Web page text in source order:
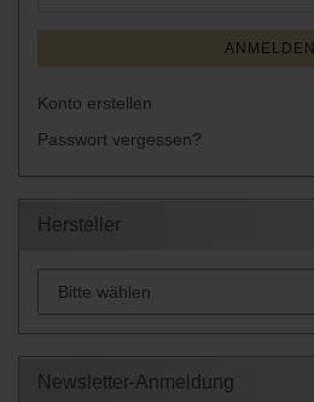
ANMELDEN
Konto erstellen
Passwort vergessen?
Hersteller
Newsletter-Anmeldung